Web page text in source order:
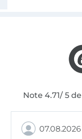
Note 4.71/ 5
07.08.2026